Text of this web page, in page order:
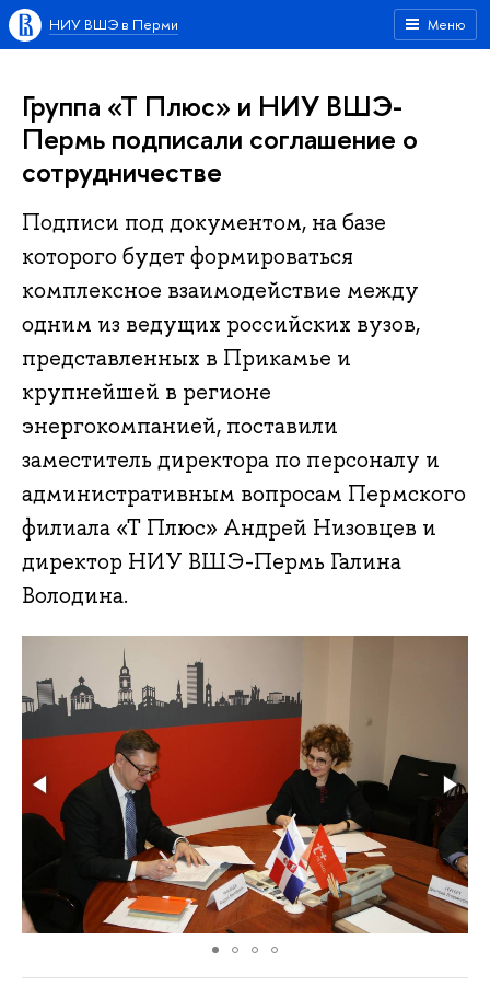
Меню
НИУ ВШЭ в Перми
Группа «Т Плюс» и НИУ ВШЭ-
Пермь подписали соглашение о
сотрудничестве
Подписи под документом, на базе
которого будет формироваться
комплексное взаимодействие между
одним из ведущих российских вузов,
представленных в Прикамье и
крупнейшей в регионе
энергокомпанией, поставили
заместитель директора по персоналу и
административным вопросам Пермского
филиала «Т Плюс» Андрей Низовцев и
директор НИУ ВШЭ-Пермь Галина
Володина.